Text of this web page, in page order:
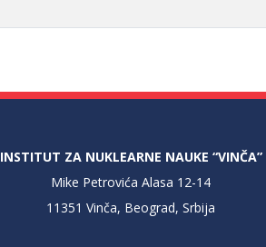
INSTITUT ZA NUKLEARNE NAUKE “VINČA”
Mike Petrovića Alasa 12-14
11351 Vinča, Beograd, Srbija